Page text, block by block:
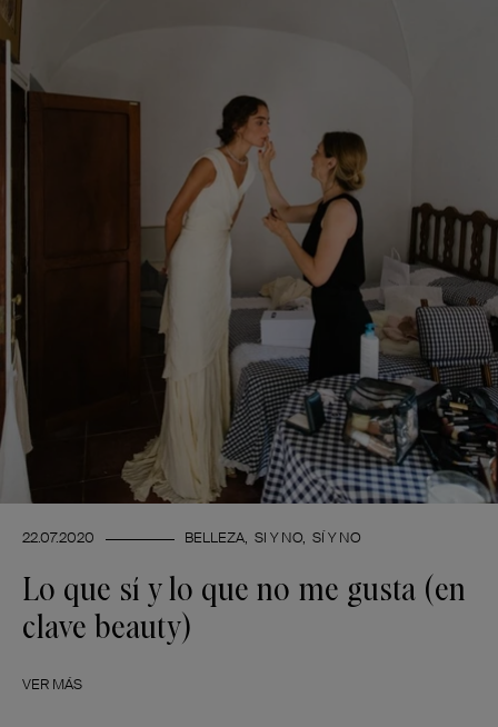
22.07.2020 BELLEZA SI Y NO SÍ Y NO
Lo que sí y lo que no me gusta (en
clave beauty)
VER MÁS